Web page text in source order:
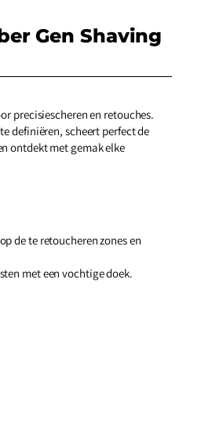
Gen Shaving
precisiescheren en retouches.
definiëren, scheert perfect de
ontdekt met gemak elke
de te retoucheren zones en
met een vochtige doek.